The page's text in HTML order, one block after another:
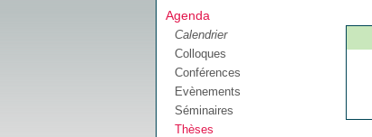
Agenda
Calendrier
Colloques
Conférences
Evènements
Séminaires
Thèses